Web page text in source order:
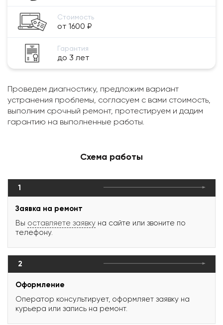
Стоимость
от 1600 ₽
Гарантия
до 3 лет
Проведем диагностику, предложим вариант
устранения проблемы, согласуем с вами стоимость,
выполним срочный ремонт, протестируем и дадим
гарантию на выполненные работы.
Схема работы
1
Заявка на ремонт
Вы оставляете заявку на сайте или звоните по
телефону.
2
Оформление
Оператор консультирует, оформляет заявку на
курьера или запись на ремонт.